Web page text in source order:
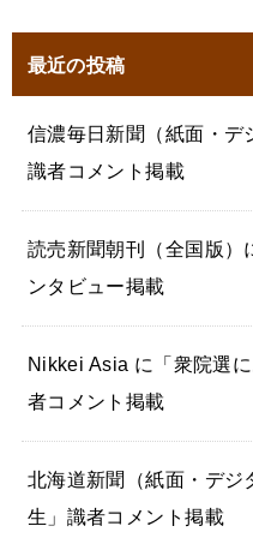
最近の投稿
信濃毎日新聞（紙面・デ
識者コメント掲載
読売新聞朝刊（全国版）
ンタビュー掲載
Nikkei Asia に「衆院選
者コメント掲載
北海道新聞（紙面・デジ
生」識者コメント掲載